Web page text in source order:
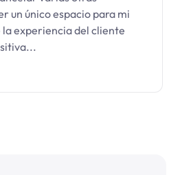
un único espacio para mi
la experiencia del cliente